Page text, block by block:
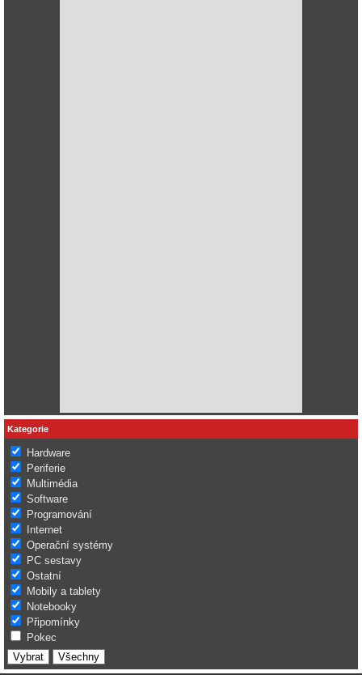
Kategorie
Hardware
Periferie
Multimédia
Software
Programování
Internet
Operační systémy
PC sestavy
Ostatní
Mobily a tablety
Notebooky
Připomínky
Pokec